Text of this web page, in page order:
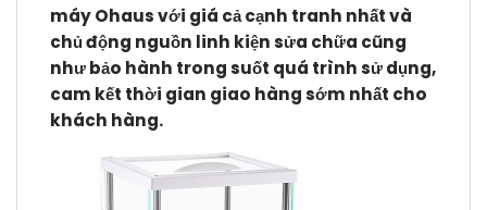
máy Ohaus với giá cả cạnh tranh nhất và
chủ động nguồn linh kiện sửa chữa cũng
như bảo hành trong suốt quá trình sử dụng,
cam kết thời gian giao hàng sớm nhất cho
khách hàng.